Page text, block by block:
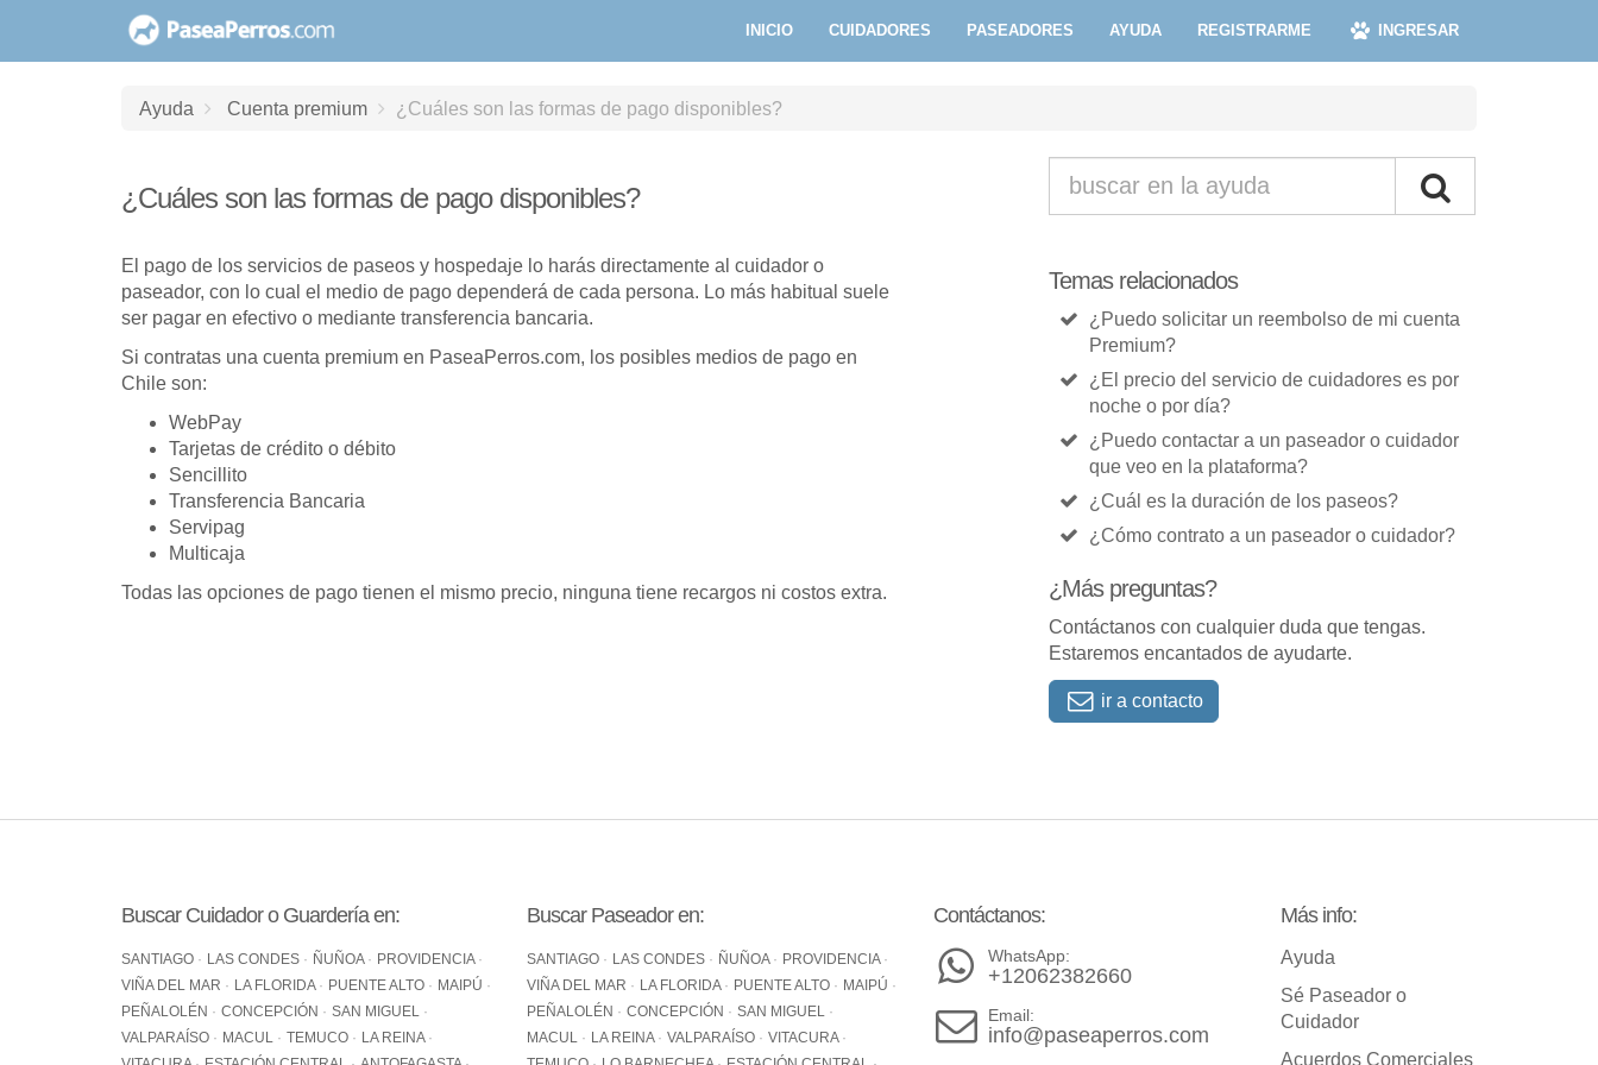
contenido
INICIO CUIDADORES PASEADORES AYUDA REGISTRARME INGRESAR
Ayuda Cuenta premium ¿Cuáles son las formas de pago disponibles?
¿Cuáles son las formas de pago disponibles?
El pago de los servicios de paseos y hospedaje lo harás directamente al cuidador o
paseador, con lo cual el medio de pago dependerá de cada persona. Lo más habitual suele
ser pagar en efectivo o mediante transferencia bancaria.
Si contratas una cuenta premium en PaseaPerros.com, los posibles medios de pago en
Chile son:
WebPay
Tarjetas de crédito o débito
Sencillito
Transferencia Bancaria
Servipag
Multicaja
Todas las opciones de pago tienen el mismo precio, ninguna tiene recargos ni costos extra.
Temas relacionados
¿Puedo solicitar un reembolso de mi cuenta
Premium?
¿El precio del servicio de cuidadores es por
noche o por día?
¿Puedo contactar a un paseador o cuidador
que veo en la plataforma?
¿Cuál es la duración de los paseos?
¿Cómo contrato a un paseador o cuidador?
¿Más preguntas?
Contáctanos con cualquier duda que tengas.
Estaremos encantados de ayudarte.
ir a contacto
Buscar Cuidador o Guardería en:
SANTIAGO LAS CONDES ÑUÑOA
PROVIDENCIA
VIÑA DEL MAR
LA FLORIDA PUENTE ALTO
MAIPÚ
PEÑALOLÉN
CONCEPCIÓN
SAN MIGUEL
VALPARAÍSO
MACUL TEMUCO
LA REINA
Buscar Paseador en:
SANTIAGO LAS CONDES ÑUÑOA
PROVIDENCIA
VIÑA DEL MAR
LA FLORIDA PUENTE ALTO
MAIPÚ
PEÑALOLÉN
CONCEPCIÓN
SAN MIGUEL
MACUL
LA REINA VALPARAÍSO
VITACURA
Contáctanos:
WhatsApp:
+12062382660
Email:
info@paseaperros.com
Más info:
Ayuda
Sé Paseador o
Cuidador
Acuerdos Comerciales